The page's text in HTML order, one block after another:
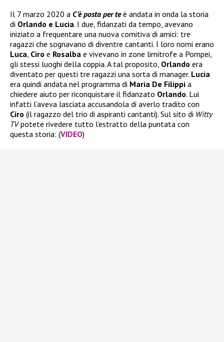
Il 7 marzo 2020 a C’è posta per teè andata in onda la storia
di Orlando e Lucia. I due, fidanzati da tempo, avevano
iniziato a frequentare una nuova comitiva di amici: tre
ragazzi che sognavano di diventre cantanti. I loro nomi erano
Luca, Ciro e Rosalba e vivevano in zone limitrofe a Pompei,
gli stessi luoghi della coppia. A tal proposito, Orlando era
diventato per questi tre ragazzi una sorta di manager. Lucia
era quindi andata nel programma di Maria De Filippi a
chiedere aiuto per riconquistare il fidanzato Orlando. Lui
infatti l’aveva lasciata accusandola di averlo tradito con
Ciro (il ragazzo del trio di aspiranti cantanti). Sul sito di Witty
TVpotete rivedere tutto l’estratto della puntata con
questa storia: (VIDEO)